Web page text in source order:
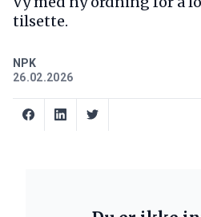
tilsette.
NPK
26.02.2026